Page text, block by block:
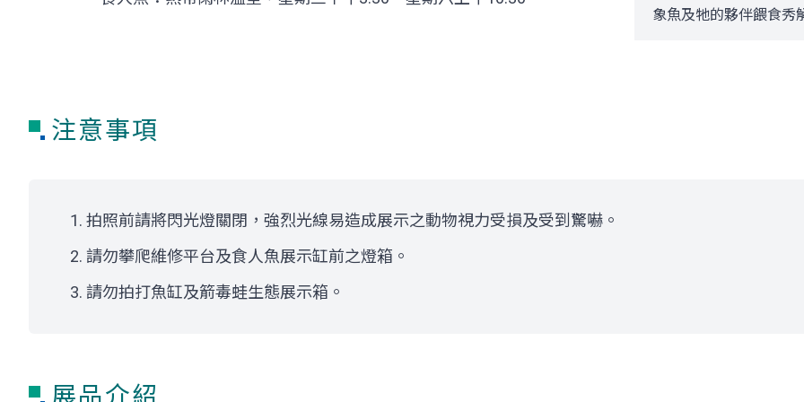
象魚及牠的夥伴餵食秀
注意事項
拍照前請將閃光燈關閉，強烈光線易造成展示之動物視力受損及受到驚嚇。
請勿攀爬維修平台及食人魚展示缸前之燈箱。
請勿拍打魚缸及箭毒蛙生態展示箱。